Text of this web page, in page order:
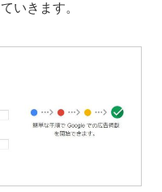
いきます。